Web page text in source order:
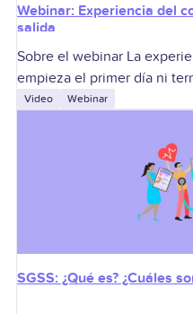
Webinar: Experiencia del
salida
Sobre el webinar La
empieza el primer día ni
continuo que impacta la
Video Webinar
SGSS: ¿Qué es? ¿Cuáles